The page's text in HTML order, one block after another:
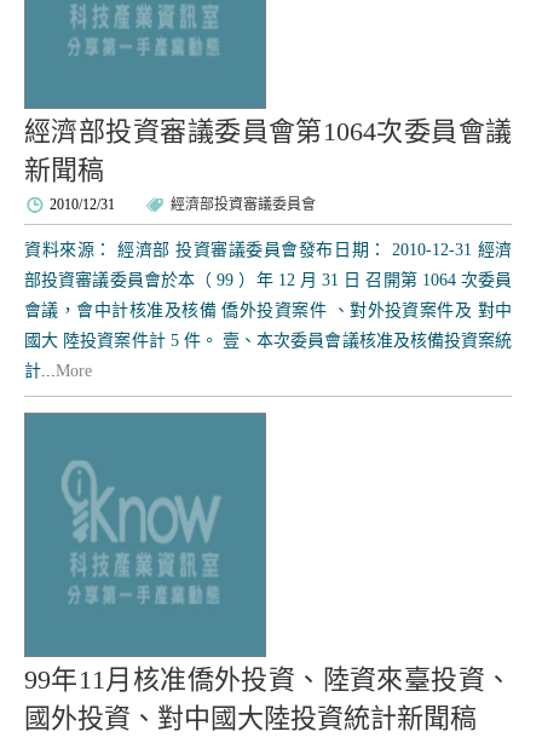
經濟部投資審議委員會第1064次委員會議
新聞稿
2010/12/31 經濟部投資審議委員會
資料來源： 經濟部 投資審議委員會發布日期： 2010-12-31 經濟
部投資審議委員會於本（ 99 ）年 12 月 31 日 召開第 1064 次委員
會議，會中計核准及核備 僑外投資案件 、對外投資案件及 對中
國大 陸投資案件計 5 件。 壹、本次委員會議核准及核備投資案統
計...More
99年11月核准僑外投資、陸資來臺投資、
國外投資、對中國大陸投資統計新聞稿